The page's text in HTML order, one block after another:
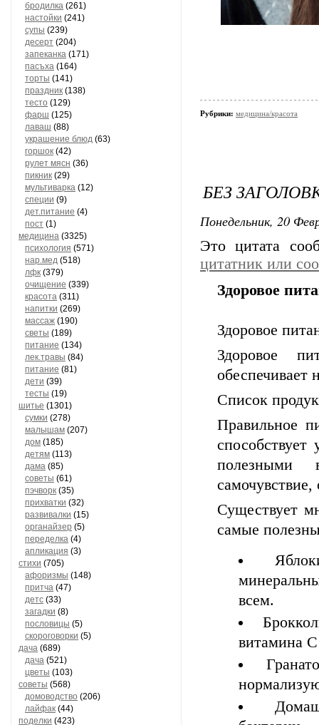
бродилка (261)
настойки (241)
супы (239)
десерт (204)
запеканка (171)
пасъха (164)
торты (141)
праздник (138)
тесто (129)
фарш (125)
лаваш (88)
украшение блюд (63)
горшок (42)
рулет мясн (36)
пикник (29)
мультиварка (12)
специи (9)
дет.питание (4)
пост (1)
медицина (3325)
психология (571)
нар.мед (518)
лфк (379)
очищение (339)
красота (311)
напитки (269)
массаж (190)
светы (189)
питание (134)
лек.травы (84)
питание (81)
дети (39)
тесты (19)
шитье (1301)
сумки (278)
малышам (207)
дом (185)
детям (113)
дама (85)
советы (61)
пэчворк (35)
прихватки (32)
развивалки (15)
органайзер (5)
переделка (4)
апликация (3)
стихи (705)
афоризмы (148)
притча (47)
детс (33)
загадки (8)
пословицы (5)
скороговорки (5)
дача (689)
дача (521)
цветы (103)
советы (568)
домоводство (206)
лайфак (44)
поделки (423)
Рубрики: медицина/красота
БЕЗ
Понедельник, 20
Это цитата
цитатник или
Здоровое
Здоровое
Здоровое
обеспечивает
Список
Правильное
полезными
Существует
самые
всем.
витамина